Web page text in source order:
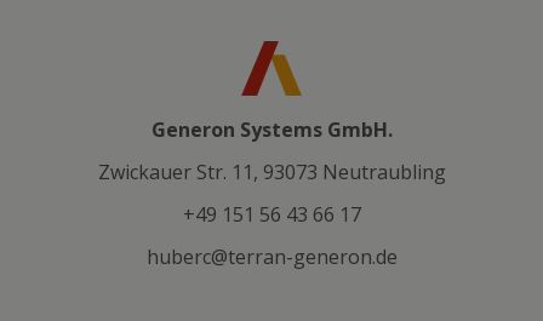
Generon Systems GmbH.
Zwickauer Str. 11, 93073 Neutraubling
+49 151 56 43 66 17
huberc@terran-generon.de